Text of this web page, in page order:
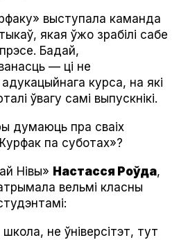
выступала каманда
якая ўжо зрабілі сабе
Бадай,
— ці не
курса, на які
ўвагу самі выпускнікі.
думаюць пра сваіх
па суботах»?
Нівы» Настасся Роўда,
вельмі класны
не ўніверсітэт, тут